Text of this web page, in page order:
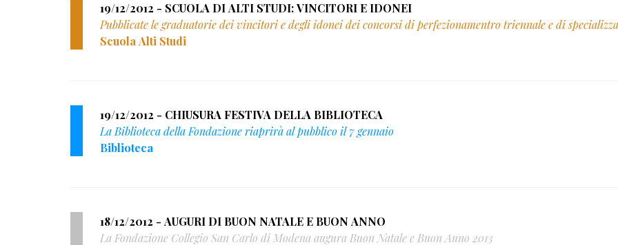
19/12/2012 - SCUOLA DI ALTI STUDI: VINCITORI E IDONEI
Pubblicate le graduatorie dei vincitori e degli idonei dei concorsi di perfezionamentro triennale e di
Scuola Alti Studi
19/12/2012 - CHIUSURA FESTIVA DELLA BIBLIOTECA
La Biblioteca della Fondazione riaprirà al pubblico il 7 gennaio
Biblioteca
18/12/2012 - AUGURI DI BUON NATALE E BUON ANNO
La Fondazione Collegio San Carlo di Modena augura Buon Natale e Buon Anno 2013